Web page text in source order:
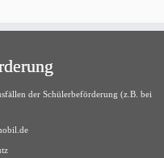
der Schülerbeförderung (z.B. bei